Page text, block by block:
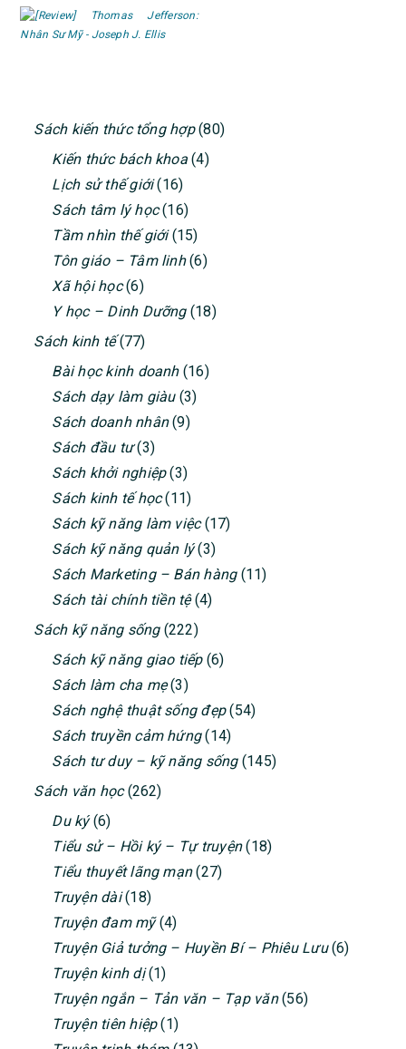
PRIMARY
SIDEBAR
Sách kiến thức tổng hợp(80)
Kiến thức bách khoa(4)
Lịch sử thế giới(16)
Sách tâm lý học(16)
Tầm nhìn thế giới(15)
Tôn giáo – Tâm linh(6)
Xã hội học(6)
Y học – Dinh Dưỡng(18)
Sách kinh tế(77)
Bài học kinh doanh(16)
Sách dạy làm giàu(3)
Sách doanh nhân(9)
Sách đầu tư(3)
Sách khởi nghiệp(3)
Sách kinh tế học(11)
Sách kỹ năng làm việc(17)
Sách kỹ năng quản lý(3)
Sách Marketing – Bán hàng(11)
Sách tài chính tiền tệ(4)
Sách kỹ năng sống(222)
Sách kỹ năng giao tiếp(6)
Sách làm cha mẹ(3)
Sách nghệ thuật sống đẹp(54)
Sách truyền cảm hứng(14)
Sách tư duy – kỹ năng sống(145)
Sách văn học(262)
Du ký(6)
Tiểu sử – Hồi ký – Tự truyện(18)
Tiểu thuyết lãng mạn(27)
Truyện dài(18)
Truyện đam mỹ(4)
Truyện Giả tưởng – Huyền Bí – Phiêu Lưu(6)
Truyện kinh dị(1)
Truyện ngắn – Tản văn – Tạp văn(56)
Truyện tiên hiệp(1)